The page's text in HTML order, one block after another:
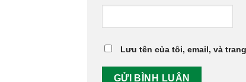
Lưu tên của tôi, email, và